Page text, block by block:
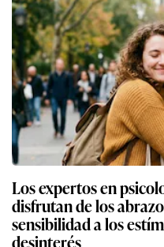
Los expertos en
disfrutan de los
sensibilidad a los
desinterés